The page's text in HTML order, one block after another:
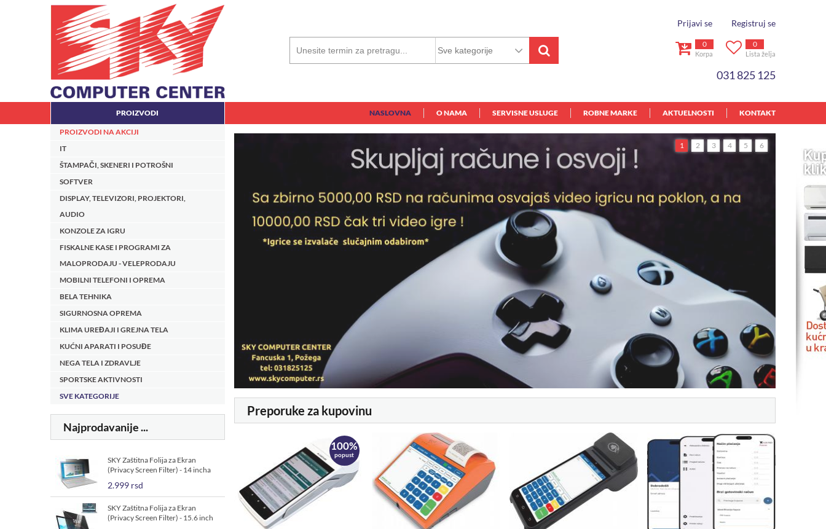
Prijavi se Registruj se
0
Lista želja
0
Korpa
031 825 125
PROIZVODI NASLOVNA O NAMA SERVISNE USLUGE ROBNE MARKE AKTUELNOSTI KONTAKT
1 2 3 4 5 6
Preporuke za kupovinu
100%
popust
PROIZVODI NA AKCIJI
IT
ŠTAMPAČI, SKENERI I POTROŠNI
SOFTVER
DISPLAY, TELEVIZORI, PROJEKTORI,
AUDIO
KONZOLE ZA IGRU
FISKALNE KASE I PROGRAMI ZA
MALOPRODAJU - VELEPRODAJU
MOBILNI TELEFONI I OPREMA
BELA TEHNIKA
SIGURNOSNA OPREMA
KLIMA UREĐAJI I GREJNA TELA
KUĆNI APARATI I POSUĐE
NEGA TELA I ZDRAVLJE
SPORTSKE AKTIVNOSTI
SVE KATEGORIJE
Najprodavanije ...
SKY Zaštitna Folija za Ekran
(Privacy Screen Filter) - 14 incha
2.999 rsd
SKY Zaštitna Folija za Ekran
(Privacy Screen Filter) - 15.6 inch